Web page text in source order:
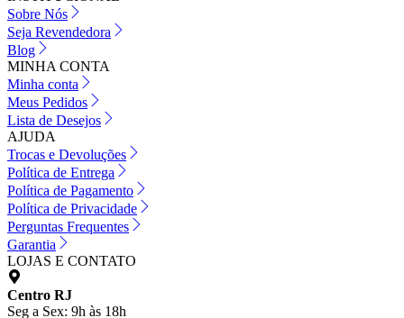
Sobre Nós
Seja Revendedora
Blog
MINHA CONTA
Minha conta
Meus Pedidos
Lista de Desejos
AJUDA
Trocas e Devoluções
Política de Entrega
Política de Pagamento
Política de Privacidade
Perguntas Frequentes
Garantia
LOJAS E CONTATO
Centro RJ
Seg a Sex: 9h às 18h